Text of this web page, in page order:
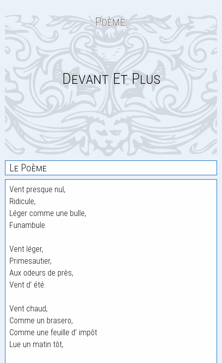
Poème:
Devant Et Plus
Le Poème
Vent presque nul,
Ridicule,
Léger comme une bulle,
Funambule.
Vent léger,
Primesautier,
Aux odeurs de près,
Vent d’ été.
Vent chaud,
Comme un brasero,
Comme une feuille d’ impôt
Lue un matin tôt,